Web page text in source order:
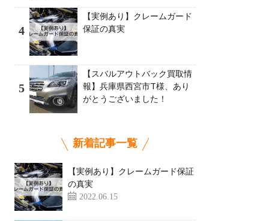
4
【実例あり】クレームガード
保証の真実
5
【スバルアウトバック買取情
報】兵庫県西宮市T様、あり
がとうございました！
新着記事一覧
【実例あり】クレームガード保証
の真実
2022.06.15